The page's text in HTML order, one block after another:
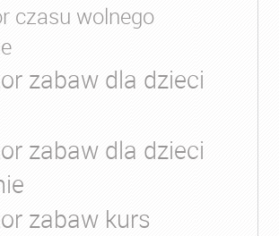
czasu wolnego
zabaw dla dzieci
zabaw dla dzieci
zabaw kurs